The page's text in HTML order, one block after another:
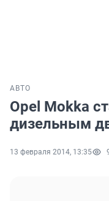
АВТО
Opel Mokka
дизельным
13 февраля 2014, 13:35